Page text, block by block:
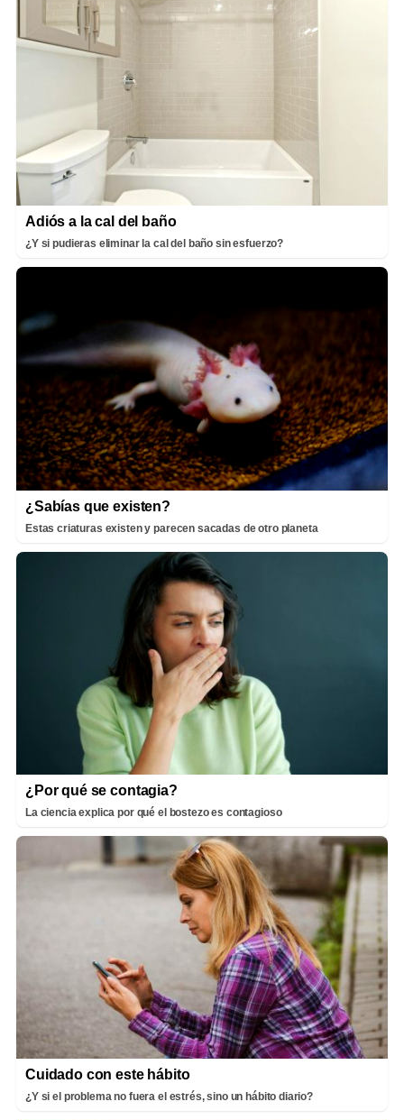
Adiós a la cal del baño
¿Y si pudieras eliminar la cal del baño sin esfuerzo?
¿Sabías que existen?
Estas criaturas existen y parecen sacadas de otro planeta
¿Por qué se contagia?
La ciencia explica por qué el bostezo es contagioso
Cuidado con este hábito
¿Y si el problema no fuera el estrés, sino un hábito diario?